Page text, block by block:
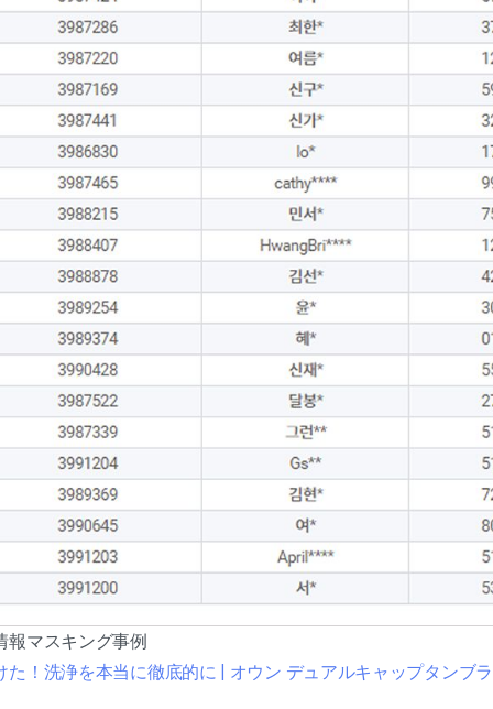
報マスキング事例
た！洗浄を本当に徹底的に | オウン デュアルキャップタンブ